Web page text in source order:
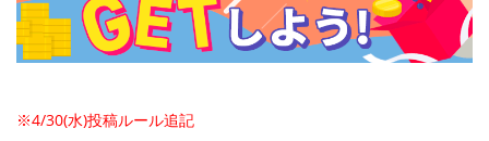
※4/30(水)投稿ルール追記